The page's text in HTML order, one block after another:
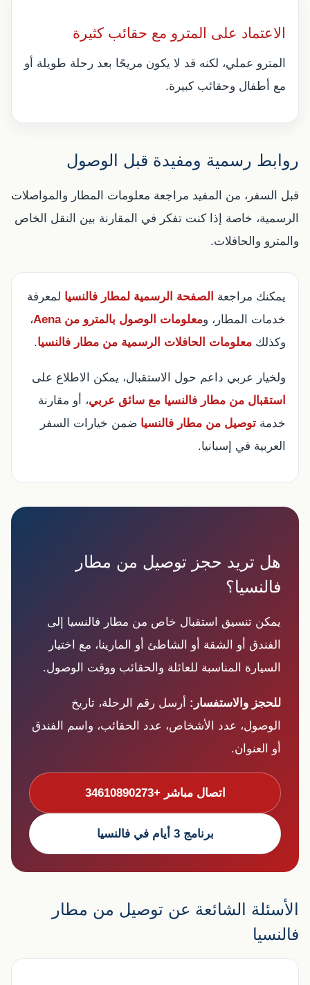
الاعتماد على المترو مع حقائب كثيرة
المترو عملي، لكنه قد لا يكون مريحًا بعد رحلة طويلة أو
مع أطفال وحقائب كبيرة.
روابط رسمية ومفيدة قبل الوصول
قبل السفر، من المفيد مراجعة معلومات المطار والمواصلات
الرسمية، خاصة إذا كنت تفكر في المقارنة بين النقل الخاص
والمترو والحافلات.
يمكنك مراجعة الصفحة الرسمية لمطار فالنسيا لمعرفة
خدمات المطار، ومعلومات الوصول بالمترو من Aena
،
وكذلك معلومات الحافلات الرسمية من مطار فالنسيا.
ولخيار عربي داعم حول الاستقبال، يمكن الاطلاع على
استقبال من مطار فالنسيا مع سائق عربي، أو مقارنة
خدمة توصيل من مطار فالنسيا ضمن خيارات السفر
العربية في إسبانيا.
هل تريد حجز توصيل من مطار
فالنسيا؟
يمكن تنسيق استقبال خاص من مطار فالنسيا إلى
الفندق أو الشقة أو الشاطئ أو المارينا، مع اختيار
السيارة المناسبة للعائلة والحقائب ووقت الوصول.
للحجز والاستفسار: أرسل رقم الرحلة، تاريخ
الوصول، عدد الأشخاص، عدد الحقائب، واسم الفندق
أو العنوان.
اتصال مباشر +34610890273
برنامج 3 أيام في فالنسيا
الأسئلة الشائعة عن توصيل من مطار
فالنسيا